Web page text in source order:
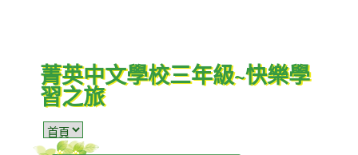
菁英中文學校三年級~快樂學
習之旅
Menu
Skip to content